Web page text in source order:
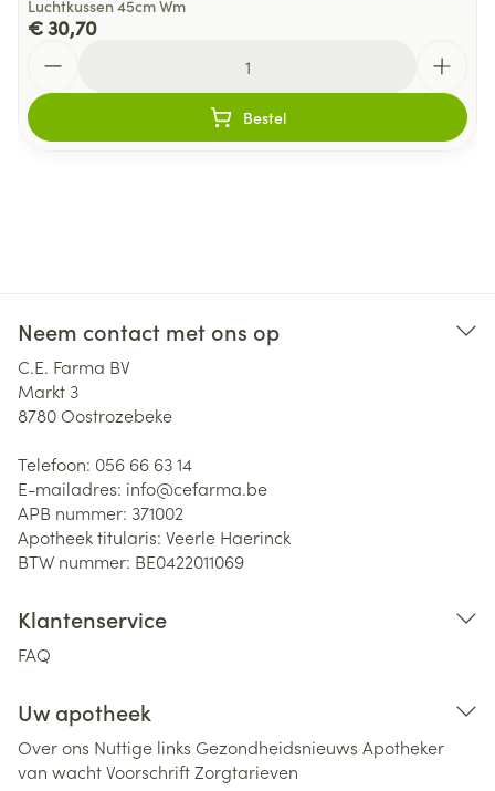
Luchtkussen 45cm Wm
€ 30,70
Bestel
Neem contact met ons op
C.E. Farma BV
Markt 3
8780Oostrozebeke
Telefoon: 056 66 63 14
E-mailadres: info@cefarma.be
APB nummer: 371002
Apotheek titularis: Veerle Haerinck
BTW nummer: BE0422011069
Klantenservice
FAQ
Uw apotheek
Over ons Nuttige links Gezondheidsnieuws Apotheker
van wachtVoorschriftZorgtarieven